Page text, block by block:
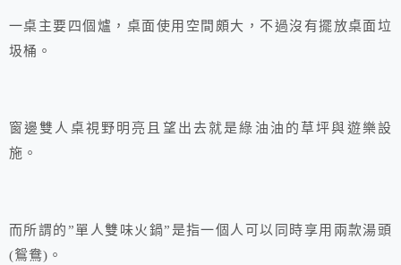
一桌主要四個爐，桌面使用空間頗大，不過沒有擺放桌面垃
圾桶。
窗邊雙人桌視野明亮且望出去就是綠油油的草坪與遊樂設
施。
而所謂的”單人雙味火鍋”是指一個人可以同時享用兩款湯頭
(鴛鴦)。